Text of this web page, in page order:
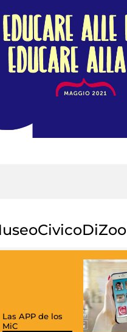
Las APP de los
MiC